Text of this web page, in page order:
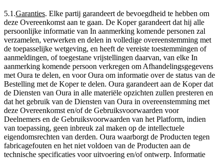
5.1 .Garanties. Elke partij garandeert de bevoegdheid te hebben om
deze Overeenkomst aan te gaan. De Koper garandeert dat hij alle
persoonlijke informatie van In aanmerking komende personen zal
verzamelen, verwerken en delen in volledige overeenstemming met
de toepasselijke wetgeving, en heeft de vereiste toestemmingen of
aanmeldingen, of toegestane vrijstellingen daarvan, van elke In
aanmerking komende persoon verkregen om Afhandelingsgegevens
met Oura te delen, en voor Oura om informatie over de status van de
Bestelling met de Koper te delen. Oura garandeert aan de Koper dat
de Diensten van Oura in alle materiële opzichten zullen presteren en
dat het gebruik van de Diensten van Oura in overeenstemming met
deze Overeenkomst en/of de Gebruiksvoorwaarden voor
Deelnemers en de Gebruiksvoorwaarden van het Platform, indien
van toepassing, geen inbreuk zal maken op de intellectuele
eigendomsrechten van derden. Oura waarborgt de Producten tegen
fabricagefouten en het niet voldoen van de Producten aan de
technische specificaties voor uitvoering en/of ontwerp. Informatie